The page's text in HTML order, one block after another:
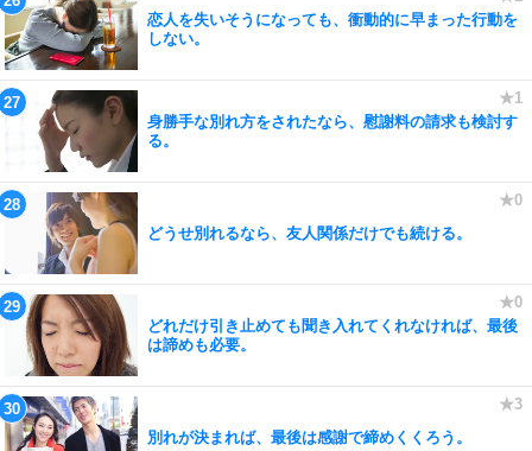
恋人を失いそうになっても、衝動的に早まった行動を
しない。
身勝手な別れ方をされたなら、慰謝料の請求も検討す
る。
どうせ別れるなら、友人関係だけでも続ける。
どれだけ引き止めても聞き入れてくれなければ、最後
は諦めも必要。
別れが決まれば、最後は感謝で締めくくろう。